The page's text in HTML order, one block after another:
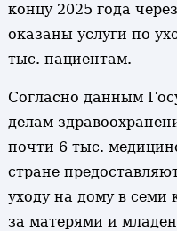
концу 2025 года
оказаны услуги по
тыс. пациентам.
Согласно данным
делам
почти 6 тыс.
стране
уходу на дому в семи
за матерями и